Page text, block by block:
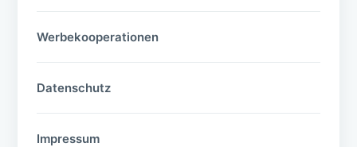
Werbekooperationen
Datenschutz
Impressum